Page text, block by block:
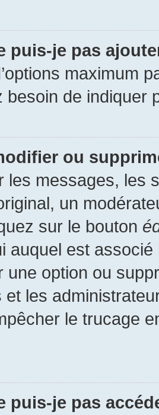
puis-je pas
maximum
besoin de indiquer
ou
les messages, les
un
sur le bouton
auquel est associé
une option ou
et les
le trucage
puis-je pas